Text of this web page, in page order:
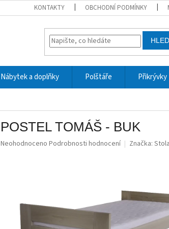
KONTAKTY OBCHODNÍ PODMÍNKY
Nábytek a doplňky Polštáře Přikrývky
POSTEL TOMÁŠ - BUK
Průměrné
hvězdiček.
Neohodnoceno Podrobnosti hodnocení Značka: